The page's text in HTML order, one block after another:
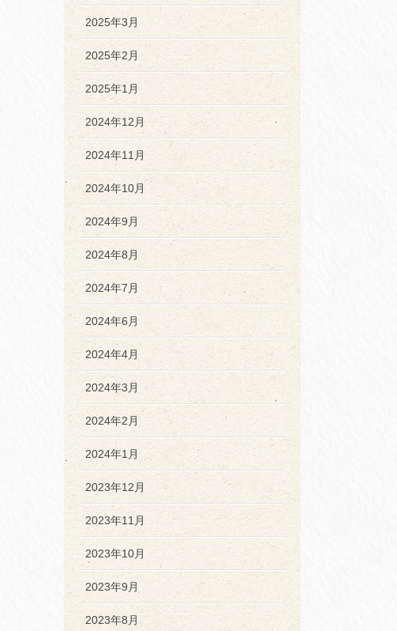
2025年3月
2025年2月
2025年1月
2024年12月
2024年11月
2024年10月
2024年9月
2024年8月
2024年7月
2024年6月
2024年4月
2024年3月
2024年2月
2024年1月
2023年12月
2023年11月
2023年10月
2023年9月
2023年8月